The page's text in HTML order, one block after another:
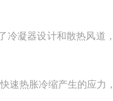
凝器设计和散热风
速热胀冷缩产生的应